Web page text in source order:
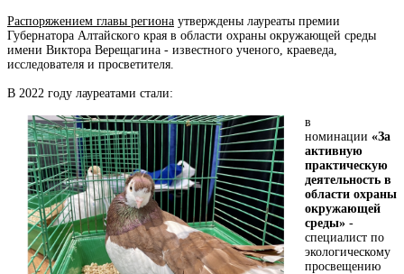
Распоряжением главы региона утверждены лауреаты премии
Губернатора Алтайского края в области охраны окружающей среды
имени Виктора Верещагина - известного ученого, краеведа,
исследователя и просветителя.
В 2022 году лауреатами стали:
в
номинации «За
активную
практическую
деятельность в
области охраны
окружающей
среды» -
специалист по
экологическому
просвещению